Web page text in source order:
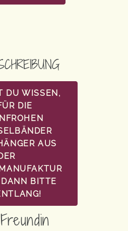
DU WISSEN,
DIE
AUS
BITTE